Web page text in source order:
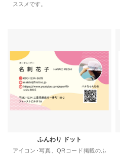
ススメです。
ふんわり ドット
アイコン･写真、QRコード掲載のふ